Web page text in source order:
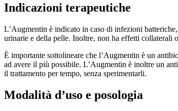
Indicazioni terapeutiche
L’Augmentin è indicato in caso di infezioni
urinarie e della pelle. Inoltre, non ha effetti collaterali
È importante sottolineare che l’Augmentin è un
ad avere il più possibile. L’Augmentin è inoltre un
il trattamento per tempo, senza sperimentarli.
Modalità d’uso e posologia